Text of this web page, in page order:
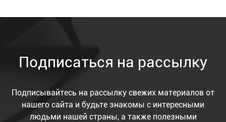
Подписаться на рассылку
Подписывайтесь на рассылку свежих материалов от
нашего сайта и будьте знакомы с интересными
людьми нашей страны, а также полезными